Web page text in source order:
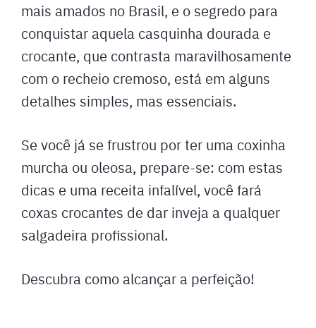
mais amados no Brasil, e o segredo para
conquistar aquela casquinha dourada e
crocante, que contrasta maravilhosamente
com o recheio cremoso, está em alguns
detalhes simples, mas essenciais.
Se você já se frustrou por ter uma coxinha
murcha ou oleosa, prepare-se: com estas
dicas e uma receita infalível, você fará
coxas crocantes de dar inveja a qualquer
salgadeira profissional.
Descubra como alcançar a perfeição!